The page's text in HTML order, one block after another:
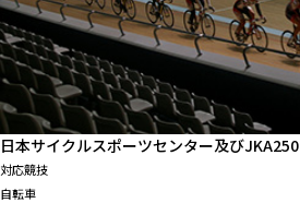
日本サイクルスポーツセンター及びJKA250
対応競技
自転車